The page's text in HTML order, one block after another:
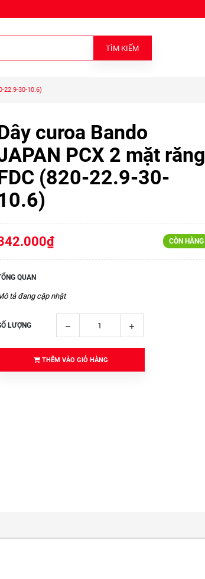
TÌM KIẾM
22.9-30-10.6)
curoa Bando
PCX 2 mặt răng
(820-22.9-30-
CÒN HÀNG
QUAN
tả đang cập nhật
LƯỢNG
THÊM VÀO GIỎ HÀNG